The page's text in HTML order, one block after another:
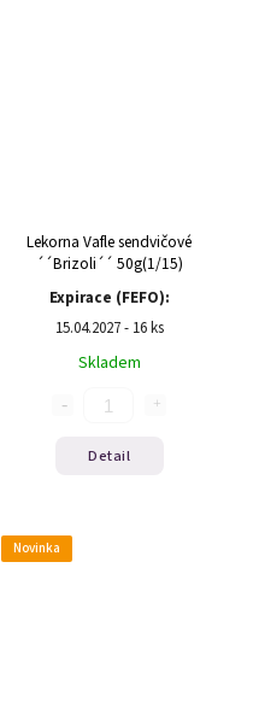
Lekorna Vafle sendvičové
´´Brizoli´´ 50g(1/15)
Expirace (FEFO):
15.04.2027 - 16 ks
Skladem
Detail
Novinka